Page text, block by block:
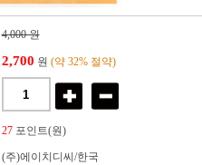
4,000 원
2,700 원 (약 32% 절약)
27포인트(원)
(주)에이치디씨/한국